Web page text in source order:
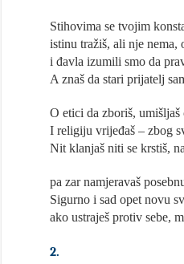
Stihovima se tvojim
istinu tražiš, ali nje nema,
i đavla izumili smo da
A znaš da stari prijatelj
O etici da zboriš, umišljaš
I religiju vrijeđaš – zbog
Nit klanjaš niti se krstiš,
pa zar namjeravaš
Sigurno i sad opet novu
ako ustraješ protiv sebe,
2.